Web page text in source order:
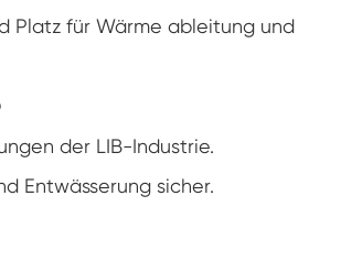
Platz für Wärme ableitung und
der LIB-Industrie.
Entwässerung sicher.